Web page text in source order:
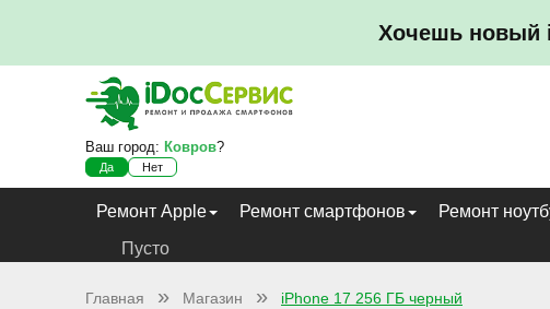
Хочешь новый
Ваш город: Ковров?
Да Нет
Ремонт Apple Ремонт смартфонов Ремонт
Пусто
Главная Магазин iPhone 17 256 ГБ черный